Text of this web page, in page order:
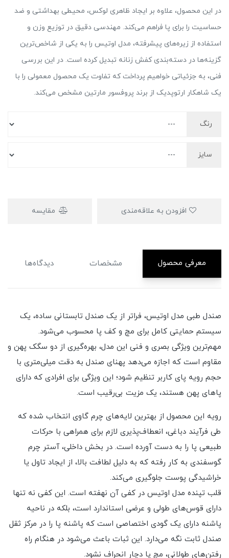
در این محصول، علاوه بر ایجاد ظاهری لوکس، محیطی بهداشتی و ضد
حساسیت را برای پا فراهم می‌کند. مهندسی دقیق در توزیع وزن و
استفاده از زیره‌های پیشرفته، مدل اوتیس را به یکی از شاخص‌ترین
گزینه‌ها در دسته‌بندی کفش زنانه تبدیل کرده است. در این بررسی
فنی، به جزئیاتی خواهیم پرداخت که تفاوت یک محصول معمولی را با
یک شاهکار ارتوپدیک از برند پروفسور مارتین مشخص می‌کند.
رنگ
سایز
مقایسه
معرفی محصول مشخصات دیدگاه‌ها
صندل طبی مدل اوتیس، فراتر از یک صندل تابستانی ساده، یک
سیستم حمایتی کامل برای مچ و کف پا محسوب می‌شود.
مهم‌ترین ویژگی بصری و فنی این مدل، بهره‌گیری از دو سگک پهن و
مقاوم است که اجازه می‌دهد پهنای صندل به دقت میلی‌متری با
حجم رویه پای کاربر تنظیم شود؛ این ویژگی برای افرادی که دارای
پاهای پهن هستند، یک مزیت بی‌رقیب است.
رویه این محصول از بهترین لایه‌های چرم گاوی انتخاب شده که
طی فرآیند دباغی، انعطاف‌پذیری لازم برای همراهی با حرکات
طبیعی پا را به دست آورده است. در بخش داخلی، آستر چرم
گوسفندی به کار رفته که به دلیل لطافت بالا، از ایجاد تاول یا
خراشیدگی پوست جلوگیری می‌کند.
قلب تپنده مدل اوتیس در کفی آن نهفته است. این کفی نه تنها
دارای قوس‌های طولی و عرضی استاندارد است، بلکه در ناحیه
پاشنه دارای یک گودی اختصاصی است که پاشنه پا را در مرکز ثقل
صندل ثابت نگه می‌دارد. این ثبات باعث می‌شود در هنگام راه
رفتن‌های طولانی، مچ پا دچار انحراف نشود.